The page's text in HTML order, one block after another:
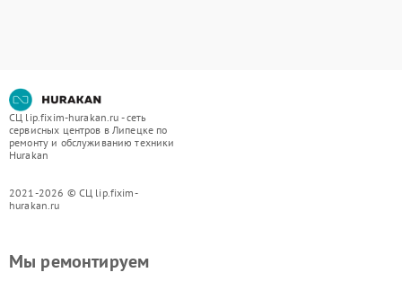
СЦ lip.fixim-hurakan.ru - сеть
сервисных центров в Липецке по
ремонту и обслуживанию техники
Hurakan
2021-2026 © СЦ lip.fixim-
hurakan.ru
Мы ремонтируем